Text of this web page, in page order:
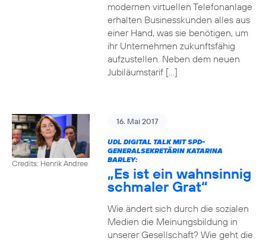
modernen virtuellen Telefonanlage
erhalten Businesskunden alles aus
einer Hand, was sie benötigen, um
ihr Unternehmen zukunftsfähig
aufzustellen. Neben dem neuen
Jubiläumstarif […]
Credits: Henrik Andree
16. Mai 2017
UDL DIGITAL TALK MIT SPD-
GENERALSEKRETÄRIN KATARINA
BARLEY:
„Es ist ein wahnsinnig
schmaler Grat“
Wie ändert sich durch die sozialen
Medien die Meinungsbildung in
unserer Gesellschaft? Wie geht die